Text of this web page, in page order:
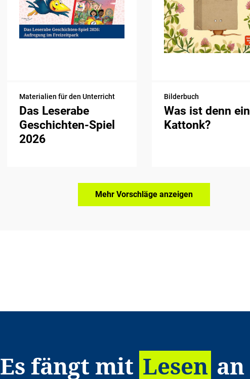
Materialien für den Unterricht
Das Leserabe
Geschichten-Spiel
2026
Bilderbuch
Was ist denn ein
Kattonk?
Mehr Vorschläge anzeigen
Es fängt mit Lesen an